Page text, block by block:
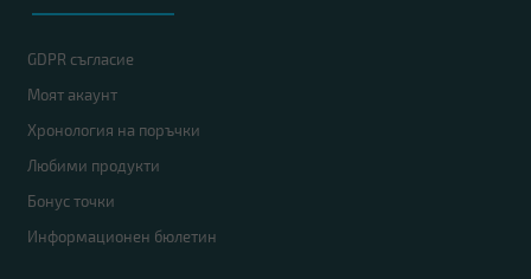
GDPR съгласие
Моят акаунт
Хронология на поръчки
Любими продукти
Бонус точки
Информационен бюлетин